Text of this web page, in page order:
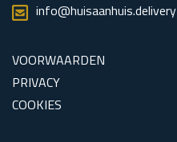
info@huisaanhuis.delivery
VOORWAARDEN
PRIVACY
COOKIES